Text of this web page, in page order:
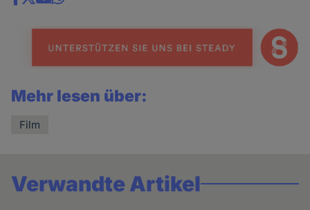
Share
news
Mehr lesen über:
Film
Verwandte Artikel